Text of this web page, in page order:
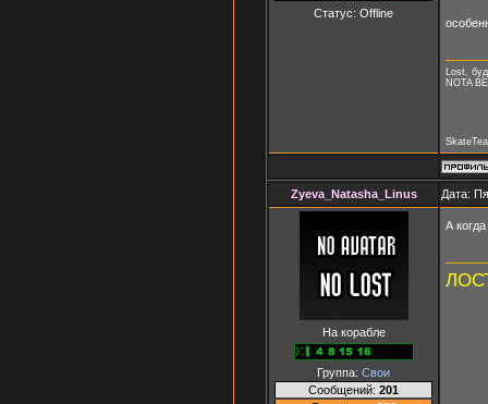
Статус: Offline
Lost,
NOTA
Zyeva_Natasha_Linus Дата:
На корабле
Группа: Свои
Сообщений: 201
А